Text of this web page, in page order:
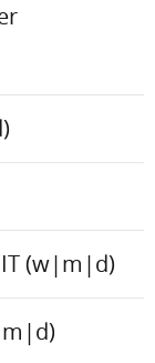
IT (w|m|d)